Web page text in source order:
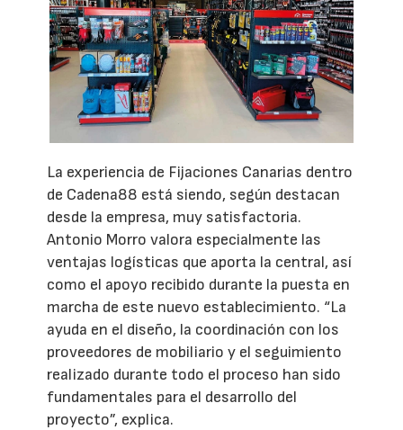
La experiencia de Fijaciones Canarias dentro
de Cadena88 está siendo, según destacan
desde la empresa, muy satisfactoria.
Antonio Morro valora especialmente las
ventajas logísticas que aporta la central, así
como el apoyo recibido durante la puesta en
marcha de este nuevo establecimiento. “La
ayuda en el diseño, la coordinación con los
proveedores de mobiliario y el seguimiento
realizado durante todo el proceso han sido
fundamentales para el desarrollo del
proyecto”, explica.